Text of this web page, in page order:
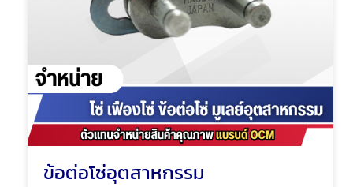
ข้อต่อโซ่อุตสาหกรรม